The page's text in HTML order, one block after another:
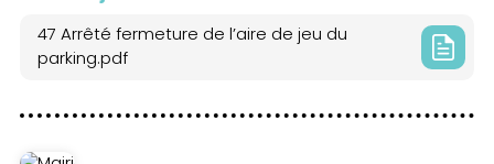
47 Arrêté fermeture de l’aire de jeu du
parking.pdf